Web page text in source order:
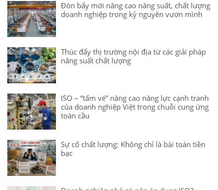
Đòn bẩy mới nâng cao năng suất, chất lượng
doanh nghiệp trong kỷ nguyên vươn mình
Thúc đẩy thị trường nội địa từ các giải pháp
năng suất chất lượng
ISO – “tấm vé” nâng cao năng lực cạnh tranh
của doanh nghiệp Việt trong chuỗi cung ứng
toàn cầu
Sự cố chất lượng: Không chỉ là bài toán tiền
bạc